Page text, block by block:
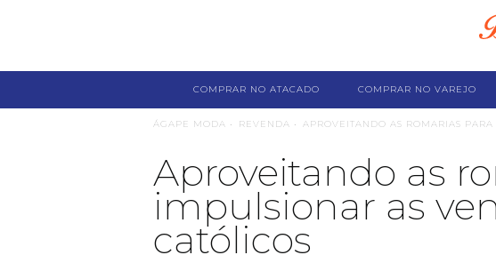
COMPRAR NO ATACADO COMPRAR NO VAREJO
ÁGAPE MODA • REVENDA • APROVEITANDO AS ROMARIAS
Aproveitando as
impulsionar as
católicos